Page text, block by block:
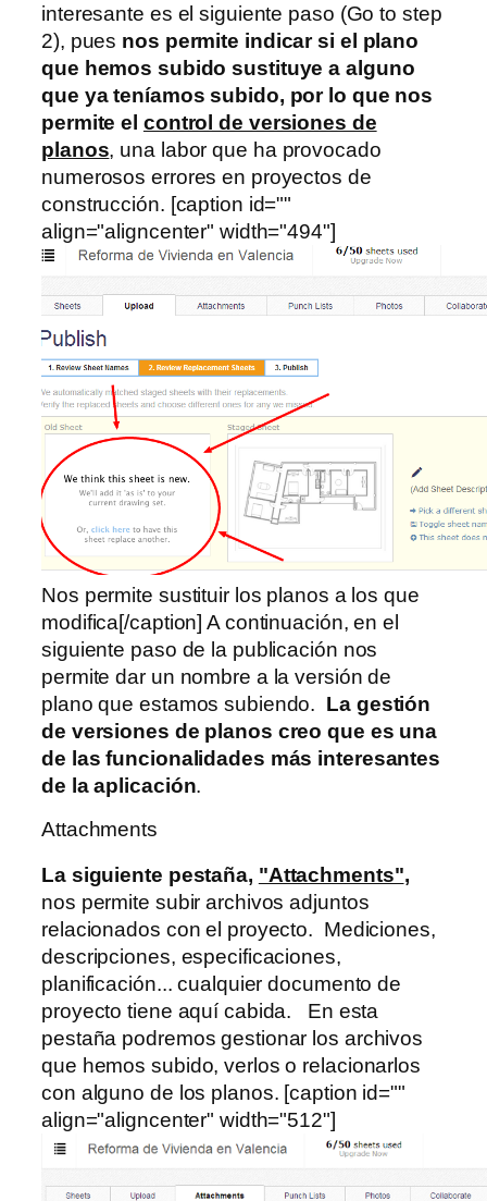
interesante es el siguiente paso (Go to step
2), pues nos permite indicar si el plano
que hemos subido sustituye a alguno
que ya teníamos subido, por lo que nos
permite el control de versiones de
planos, una labor que ha provocado
numerosos errores en proyectos de
construcción. [caption id=""
align="aligncenter" width="494"]
Nos permite sustituir los planos a los que
modifica[/caption] A continuación, en el
siguiente paso de la publicación nos
permite dar un nombre a la versión de
plano que estamos subiendo. La gestión
de versiones de planos creo que es una
de las funcionalidades más interesantes
de la aplicación.
Attachments
La siguiente pestaña, "Attachments",
nos permite subir archivos adjuntos
relacionados con el proyecto. Mediciones,
descripciones, especificaciones,
planificación... cualquier documento de
proyecto tiene aquí cabida. En esta
pestaña podremos gestionar los archivos
que hemos subido, verlos o relacionarlos
con alguno de los planos. [caption id=""
align="aligncenter" width="512"]